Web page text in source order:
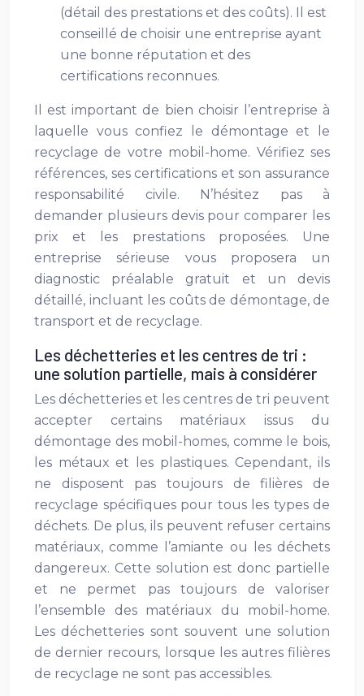
(détail des prestations et des coûts). Il est
conseillé de choisir une entreprise ayant
une bonne réputation et des
certifications reconnues.
Il est important de bien choisir l’entreprise à
laquelle vous confiez le démontage et le
recyclage de votre mobil-home. Vérifiez ses
références, ses certifications et son assurance
responsabilité civile. N’hésitez pas à
demander plusieurs devis pour comparer les
prix et les prestations proposées. Une
entreprise sérieuse vous proposera un
diagnostic préalable gratuit et un devis
détaillé, incluant les coûts de démontage, de
transport et de recyclage.
Les déchetteries et les centres de tri :
une solution partielle, mais à considérer
Les déchetteries et les centres de tri peuvent
accepter certains matériaux issus du
démontage des mobil-homes, comme le bois,
les métaux et les plastiques. Cependant, ils
ne disposent pas toujours de filières de
recyclage spécifiques pour tous les types de
déchets. De plus, ils peuvent refuser certains
matériaux, comme l’amiante ou les déchets
dangereux. Cette solution est donc partielle
et ne permet pas toujours de valoriser
l’ensemble des matériaux du mobil-home.
Les déchetteries sont souvent une solution
de dernier recours, lorsque les autres filières
de recyclage ne sont pas accessibles.